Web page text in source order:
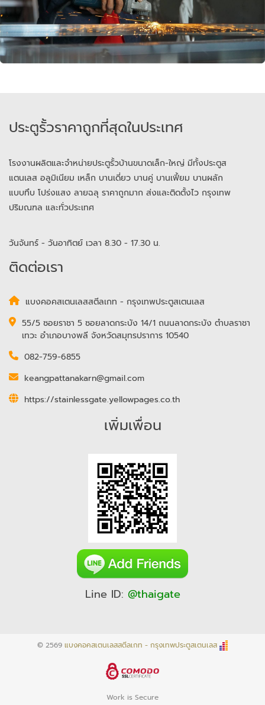
ประตูรั้วราคาถูกที่สุดในประเทศ
โรงงานผลิตและจำหน่ายประตูรั้วบ้านขนาดเล็ก-ใหญ่ มีทั้งประตูส
แตนเลส อลูมิเนียม เหล็ก บานเดี่ยว บานคู่ บานเฟี้ยม บานผลัก
แบบทึบ โปร่งแสง ลายฉลุ ราคาถูกมาก ส่งและติดตั้งไว กรุงเทพ
ปริมณฑล และทั่วประเทศ
วันจันทร์ - วันอาทิตย์ เวลา 8.30 - 17.30 น.
ติดต่อเรา
แบงคอคสเตนเลสสตีลเกท - กรุงเทพประตูสเตนเลส
55/5 ซอยราชา 5 ซอยลาดกระบัง 14/1 ถนนลาดกระบัง ตำบลราชา
เทวะ อำเภอบางพลี จังหวัดสมุทรปราการ 10540
082-759-6855
keangpattanakarn@gmail.com
https://stainlessgate.yellowpages.co.th
เพิ่มเพื่อน
Line ID: @thaigate
© 2569 แบงคอคสเตนเลสสตีลเกท - กรุงเทพประตูสเตนเลส
Work is Secure